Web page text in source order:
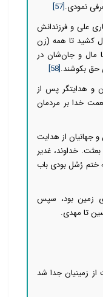
نمودی.[57]
علی و فرزندانش
کشید تا همه (زن
مال و جان‌شان در
حق بکوشند.[58]
و هدایتگر پس از
خدا بر مردمان
جهانیان از هدایت
خداوند، غدیر
ختم رُسُل بودی باب
زمین بود، سپس
تا مهدی.
زمینیان جدا شد